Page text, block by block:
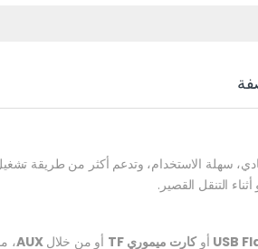
سهلة الاستخدام، وتدعم أكثر من طريقة
التنقل القصير.
USB أوكارت ميموري TF أو من خلالAUX،